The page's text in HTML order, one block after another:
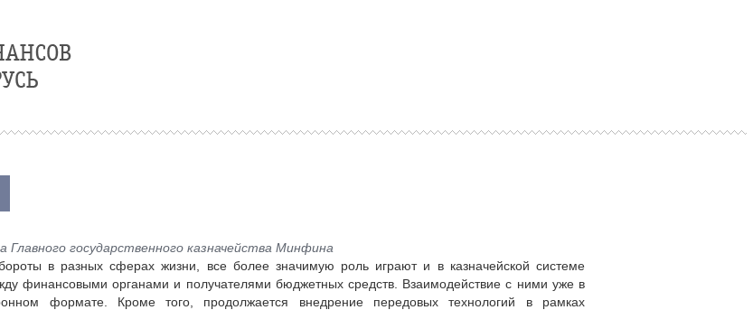
государственного казначейства Минфина
в разных сферах жизни, все более значимую роль играют и в казначейской системе
финансовыми органами и получателями бюджетных средств. Взаимодействие с ними уже в
формате. Кроме того, продолжается внедрение передовых технологий в рамках